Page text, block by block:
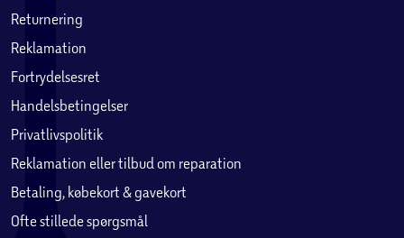
Returnering
Reklamation
Fortrydelsesret
Handelsbetingelser
Privatlivspolitik
Reklamation eller tilbud om reparation
Betaling, købekort & gavekort
Ofte stillede spørgsmål